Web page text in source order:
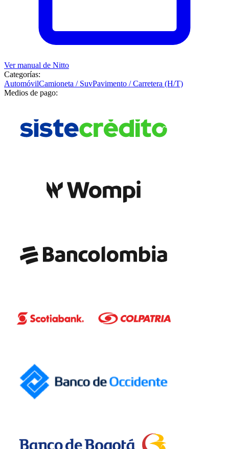
Ver manual de Nitto
Categorías:
AutomóvilCamioneta / SuvPavimento / Carretera (H/T)
Medios de pago: